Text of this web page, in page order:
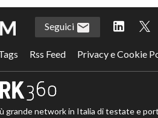
Seguici
Rss Feed Privacy e Cookie
grande network in Italia di testate e